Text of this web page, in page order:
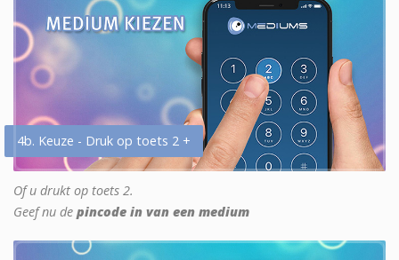
4b. Keuze - Druk op toets 2 +
Of u drukt op toets 2.
Geef nu de pincode in van een medium